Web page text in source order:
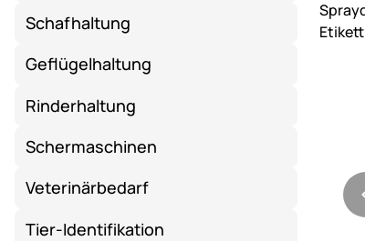
Schafhaltung
Geflügelhaltung
Rinderhaltung
Schermaschinen
Veterinärbedarf
Tier-Identifikation